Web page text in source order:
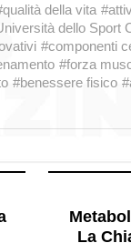
della vita
dello Sport
#componenti
#forza
#benessere fisico
La